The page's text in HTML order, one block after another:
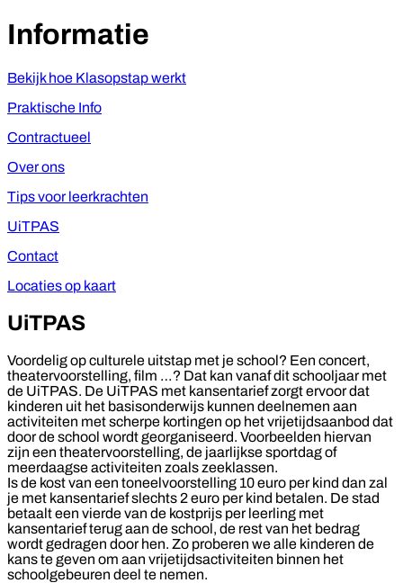
Informatie
Bekijk hoe Klasopstap werkt
Praktische Info
Contractueel
Over ons
Tips voor leerkrachten
UiTPAS
Contact
Locaties op kaart
UiTPAS
Voordelig op culturele uitstap met je school? Een concert,
theatervoorstelling, film …? Dat kan vanaf dit schooljaar met
de UiTPAS. De UiTPAS met kansentarief zorgt ervoor dat
kinderen uit het basisonderwijs kunnen deelnemen aan
activiteiten met scherpe kortingen op het vrijetijdsaanbod dat
door de school wordt georganiseerd. Voorbeelden hiervan
zijn een theatervoorstelling, de jaarlijkse sportdag of
meerdaagse activiteiten zoals zeeklassen.
Is de kost van een toneelvoorstelling 10 euro per kind dan zal
je met kansentarief slechts 2 euro per kind betalen. De stad
betaalt een vierde van de kostprijs per leerling met
kansentarief terug aan de school, de rest van het bedrag
wordt gedragen door hen. Zo proberen we alle kinderen de
kans te geven om aan vrijetijdsactiviteiten binnen het
schoolgebeuren deel te nemen.